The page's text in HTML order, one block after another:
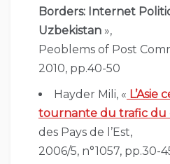
Borders: Internet
Uzbekistan »,
Peoblems of Post
2010, pp.40-50
Hayder Mili, « L’Asie
tournante du trafic du
des Pays de l’Est,
2006/5, n°1057, pp.30-